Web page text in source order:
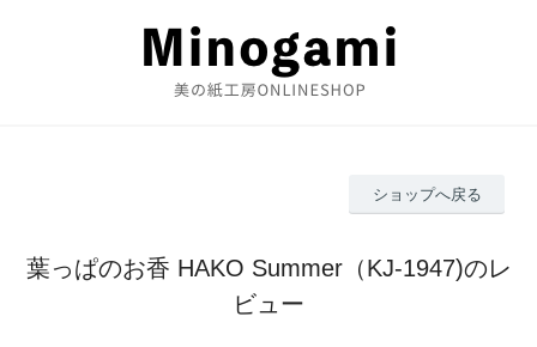
ショップへ戻る
葉っぱのお香 HAKO Summer（KJ-1947)のレ
ビュー